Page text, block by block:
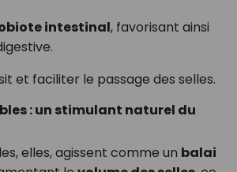
intestinal, favorisant ainsi
et faciliter le passage des selles.
: un stimulant naturel du
elles, agissent comme un balai